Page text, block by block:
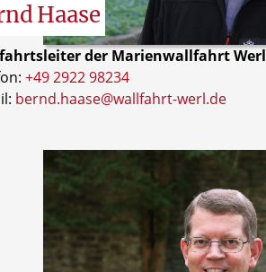
Haase
der Marienwallfahrt Werl
+49 2922 98234
bernd.haase@wallfahrt-werl.de